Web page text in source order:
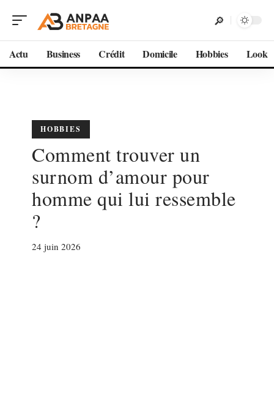
Actu Business Crédit Domicile Hobbies Look
HOBBIES
Comment trouver un
surnom d’amour pour
homme qui lui ressemble
?
24 juin 2026